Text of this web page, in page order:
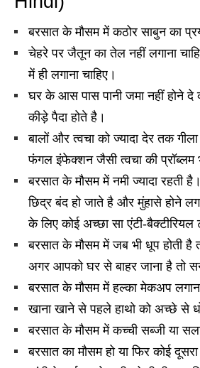
बरसात के मौसम में कठोर साबुन का
चेहरे पर जैतून का तेल नहीं लगाना
में ही लगाना चाहिए।
घर के आस पास पानी जमा नहीं होने
कीड़े पैदा होते है।
बालों और त्वचा को ज्यादा देर तक
फंगल इंफेक्शन जैसी त्वचा की प्रॉब्लम
बरसात के मौसम में नमी ज्यादा रहती
छिद्र बंद हो जाते है और मुंहासे होने
के लिए कोई अच्छा सा एंटी-बैक्टीरियल
बरसात के मौसम में जब भी धूप होती है
अगर आपको घर से बाहर जाना है तो
बरसात के मौसम में हल्का मेकअप
खाना खाने से पहले हाथो को अच्छे से
बरसात के मौसम में कच्ची सब्जी या
बरसात का मौसम हो या फिर कोई